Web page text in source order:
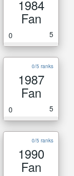
1984
Fan
0 5
0/5 ranks
1987
Fan
0 5
0/5 ranks
1990
Fan